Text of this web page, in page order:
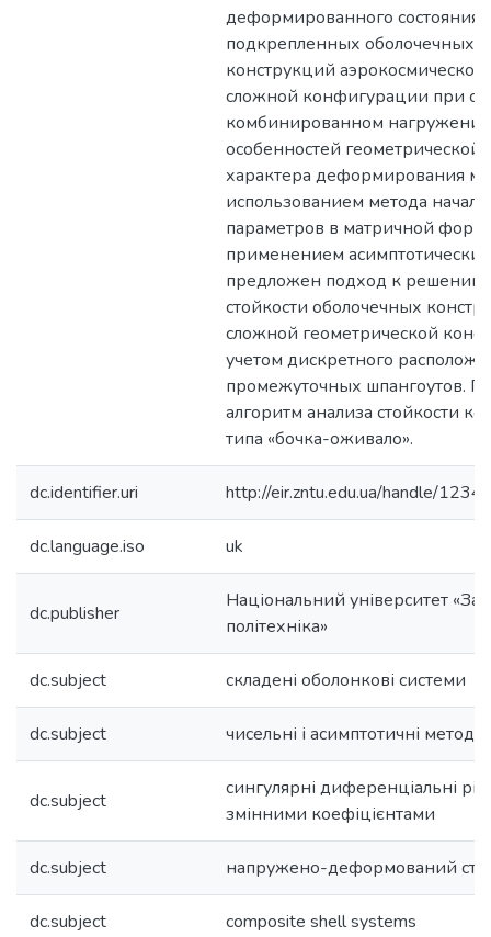
деформированного состояния
подкрепленных оболочечных
конструкций
сложной конфигурации при
комбинированном нагружении
особенностей
характера деформирования
использованием метода
параметров в матричной
применением
предложен подход к решению
стойкости оболочечных
сложной геометрической
учетом дискретного
промежуточных шпангоутов.
алгоритм анализа стойкости
типа «бочка-оживало».
dc.identifier.uri http://eir.zntu.edu.ua/handle/
dc.language.iso uk
dc.publisher
Національний університет
політехніка»
dc.subject складені оболонкові системи
dc.subject чисельні і асимптотичні методи
dc.subject
сингулярні диференціальні
змінними коефіцієнтами
dc.subject напружено-деформований
dc.subject composite shell systems